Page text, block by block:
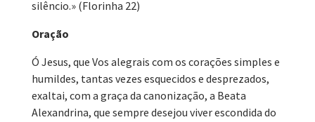
silêncio.» (Florinha 22)
Oração
Ó Jesus, que Vos alegrais com os corações simples e
humildes, tantas vezes esquecidos e desprezados,
exaltai, com a graça da canonização, a Beata
Alexandrina, que sempre desejou viver escondida do